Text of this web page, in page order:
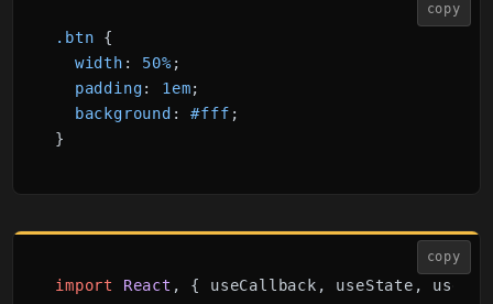
copy
.btn {
width : 50% ;
padding: 1em;
background : #fff ;
}
copy
import React , { useCallback, useState,